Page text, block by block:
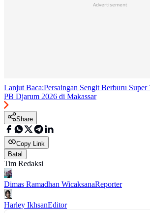
Advertisement
Lanjut Baca:Persaingan Sengit Berburu
PB Djarum 2026 di Makassar
Share
Copy Link
Batal
Tim Redaksi
Dimas Ramadhan WicaksanaReporter
Harley IkhsanEditor